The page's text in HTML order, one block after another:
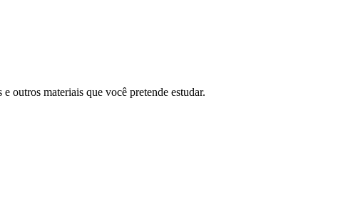
outros materiais que você pretende estudar.